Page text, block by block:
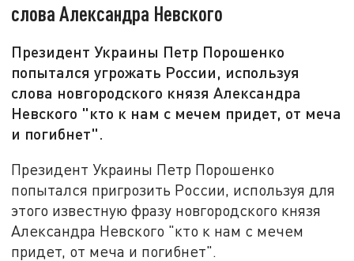
слова Александра Невского
Президент Украины Петр Порошенко
попытался угрожать России, используя
слова новгородского князя Александра
Невского "кто к нам с мечем придет, от меча
и погибнет".
Президент Украины Петр Порошенко
попытался пригрозить России, используя для
этого известную фразу новгородского князя
Александра Невского "кто к нам с мечем
придет, от меча и погибнет".